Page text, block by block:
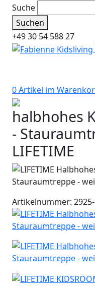
Suche
Suchen
+49 30 54 588 27
0 Artikel im
halbhohes
-
LIFETIME
Artikelnummer: